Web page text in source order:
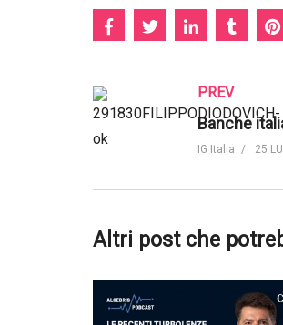
PREV
IG Italia 25
Altri post che